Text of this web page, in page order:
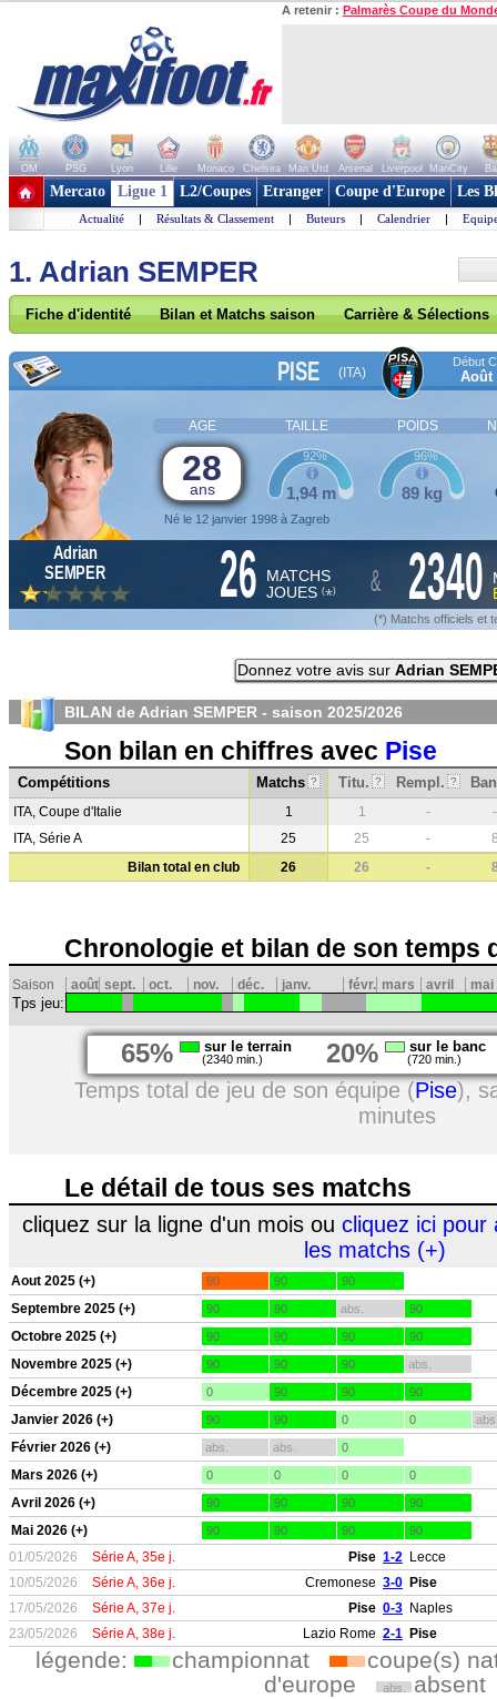
A retenir : Palmarès Coupe du
OM PSG Lyon Lille Monaco Chelsea Man Utd Arsenal Liverpool ManCity
+ de clubs
Mercato Ligue 1 L2/Coupes Etranger Coupe d'Europe Les
Actualité | Résultats & Classement | Buteurs | Calendrier |
1. Adrian SEMPER
Fiche d'identité Bilan et Matchs saison Carrière & Sélections
PISE (ITA)
Début
Août
AGE TAILLE POIDS
28
ans
Né le 12 janvier 1998 à Zagreb
1,94 m
92%
89 kg
96%
Adrian
SEMPER
26 MATCHS
JOUES (*) & 2340
(*) Matchs officiels et
Donnez votre avis sur Adrian
BILAN de Adrian SEMPER - saison 2025/2026
Son bilan en chiffres avec Pise
Compétitions Matchs ? Titu. ? Rempl. ?
ITA, Coupe d'Italie 1 1 -
-
ITA, Série A
25 25 -
Bilan total en club
26 26 -
Chronologie et bilan de son temps
Saison août sept. oct. nov. déc. janv. févr. mars avril mai
Tps jeu:
65% sur le terrain
(2340 min.) 20% sur le banc
(720 min.)
Temps total de jeu de son équipe (Pise),
minutes
Le détail de tous ses matchs
cliquez sur la ligne d'un mois ou cliquez ici pour
les matchs (+)
Aout 2025 (+) 90 90 90
Septembre 2025 (+) 90 90 abs. 90
Octobre 2025 (+) 90 90 90 90
Novembre 2025 (+) 90 90 90 abs.
Décembre 2025 (+) 0 90 90 90
Janvier 2026 (+) 90 90 0 0
Février 2026 (+) abs. abs. 0
Mars 2026 (+) 0 0 0 0
Avril 2026 (+) 90 90 90 90
Mai 2026 (+) 90 90 90 90
01/05/2026 Série A, 35e j. Pise 1-2 Lecce
10/05/2026
Série A, 36e j. Cremonese 3-0 Pise
17/05/2026
Série A, 37e j. Pise 0-3 Naples
23/05/2026
Série A, 38e j. Lazio Rome 2-1 Pise
légende: championnat
coupe(s)
d'europe
abs. absent